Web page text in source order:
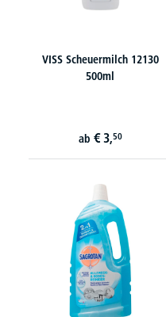
VISS Scheuermilch 12130
500ml
ab € 3,50